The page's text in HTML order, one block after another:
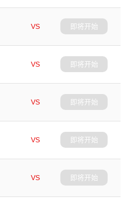
VS
即将开始
VS
即将开始
VS
即将开始
VS
即将开始
VS
即将开始